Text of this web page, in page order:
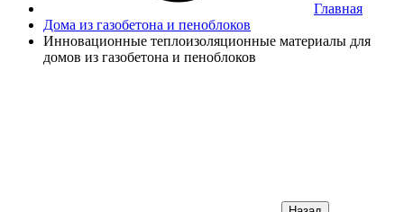
Главная
Дома из газобетона и пеноблоков
Инновационные теплоизоляционные материалы для
домов из газобетона и пеноблоков